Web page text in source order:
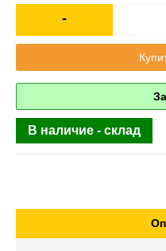
-
В наличие - склад